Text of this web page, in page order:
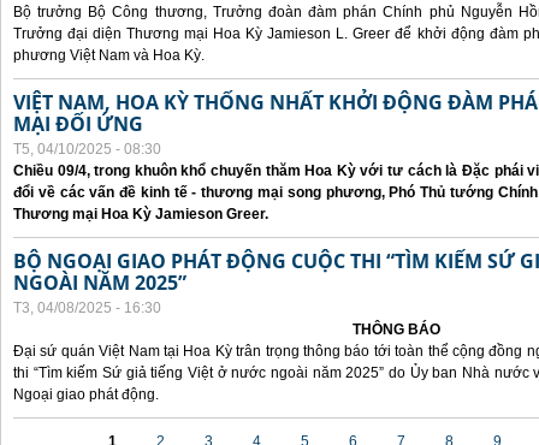
Bộ trưởng Bộ Công thương, Trưởng đoàn đàm phán Chính phủ Nguyễn
Trưởng đại diện Thương mại Hoa Kỳ Jamieson L. Greer để khởi động đàm
phương Việt Nam và Hoa Kỳ.
VIỆT NAM, HOA KỲ THỐNG NHẤT KHỞI ĐỘNG ĐÀM
MẠI ĐỐI ỨNG
T5, 04/10/2025 - 08:30
Chiều 09/4, trong khuôn khổ chuyến thăm Hoa Kỳ với tư cách là Đặc phái
đổi về các vấn đề kinh tế - thương mại song phương, Phó Thủ tướng
Thương mại Hoa Kỳ Jamieson Greer.
BỘ NGOẠI GIAO PHÁT ĐỘNG CUỘC THI “TÌM KIẾM SỨ
NGOÀI NĂM 2025”
T3, 04/08/2025 - 16:30
THÔNG BÁO
Đại sứ quán Việt Nam tại Hoa Kỳ trân trọng thông báo tới toàn thể cộng đồng
thi “Tìm kiếm Sứ giả tiếng Việt ở nước ngoài năm 2025” do Ủy ban Nhà
Ngoại giao phát động.
1 2 3 4 5 6 7 8 9